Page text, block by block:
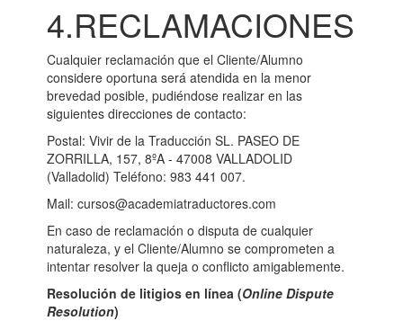
4.RECLAMACIONES
Cualquier reclamación que el Cliente/Alumno
considere oportuna será atendida en la menor
brevedad posible, pudiéndose realizar en las
siguientes direcciones de contacto:
Postal: Vivir de la Traducción SL. PASEO DE
ZORRILLA, 157, 8ºA - 47008 VALLADOLID
(Valladolid) Teléfono: 983 441 007.
Mail: cursos@academiatraductores.com
En caso de reclamación o disputa de cualquier
naturaleza, y el Cliente/Alumno se comprometen a
intentar resolver la queja o conflicto amigablemente.
Resolución de litigios en línea (Online Dispute
Resolution)